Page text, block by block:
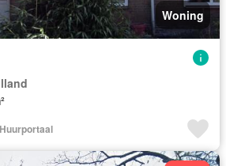
Woning